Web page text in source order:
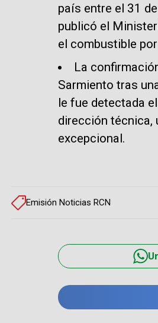
país entre el 31
publicó el
el combustible
La
Sarmiento tras
le fue detectada
dirección técnica,
excepcional.
Emisión Noticias RCN